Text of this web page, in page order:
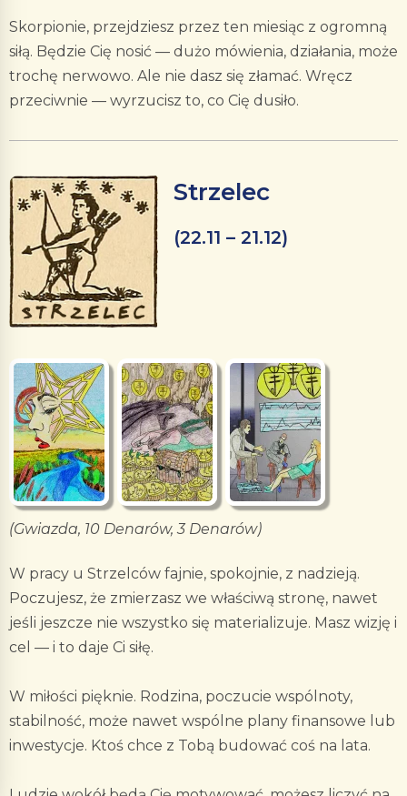
Skorpionie, przejdziesz przez ten miesiąc z ogromną
siłą. Będzie Cię nosić — dużo mówienia, działania, może
trochę nerwowo. Ale nie dasz się złamać. Wręcz
przeciwnie — wyrzucisz to, co Cię dusiło.
Strzelec
(22.11 – 21.12)
(Gwiazda, 10 Denarów, 3 Denarów)
W pracy u Strzelców fajnie, spokojnie, z nadzieją.
Poczujesz, że zmierzasz we właściwą stronę, nawet
jeśli jeszcze nie wszystko się materializuje. Masz wizję i
cel — i to daje Ci siłę.
W miłości pięknie. Rodzina, poczucie wspólnoty,
stabilność, może nawet wspólne plany finansowe lub
inwestycje. Ktoś chce z Tobą budować coś na lata.